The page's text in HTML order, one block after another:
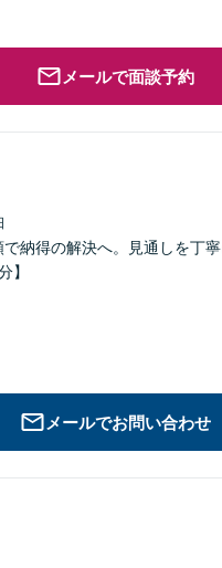
メールで面談予約
納得の解決へ。見通しを丁
】
メールでお問い合わせ